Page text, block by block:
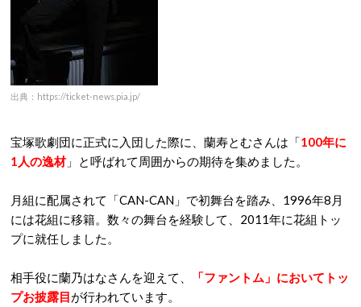
出典：https://ticket-news.pia.jp/
宝塚歌劇団に正式に入団した際に、蘭寿とむさんは「100年に
1人の逸材」と呼ばれて周囲からの期待を集めました。
月組に配属されて「CAN-CAN」で初舞台を踏み、1996年8月
には花組に移籍。数々の舞台を経験して、2011年に花組トッ
プに就任しました。
相手役に蘭乃はなさんを迎えて、
「ファントム」においてトッ
プお披露目が行われています。